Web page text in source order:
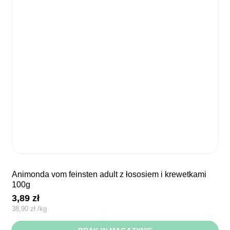
animonda vom feinsten adult z łososiem i krewetkami
100g
3,89zł
38,90zł /kg